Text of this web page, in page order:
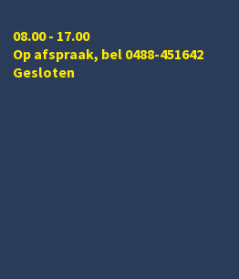
08.00 - 17.00
Op afspraak, bel 0488-451642
Gesloten